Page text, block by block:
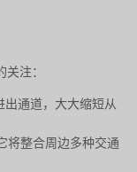
注：
通道，大大缩短从
将整合周边多种交通